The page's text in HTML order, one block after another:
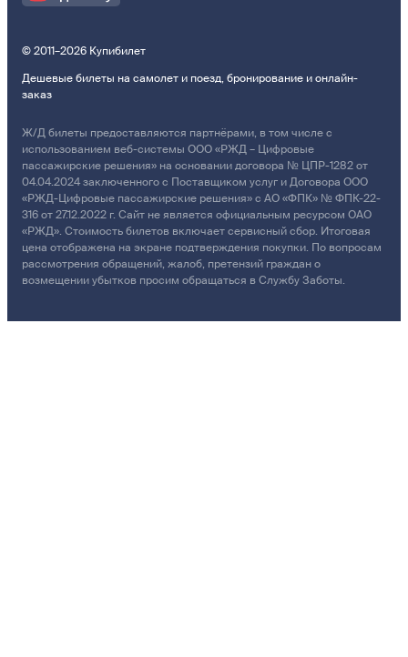
© 2011–2026 Купибилет
Дешевые билеты на самолет и поезд, бронирование и онлайн-
заказ
Ж/Д билеты предоставляются партнёрами, в том числе с
использованием веб-системы ООО «РЖД – Цифровые
пассажирские решения» на основании договора № ЦПР-1282 от
04.04.2024 заключенного с Поставщиком услуг и Договора ООО
«РЖД-Цифровые пассажирские решения» с АО «ФПК» № ФПК-22-
316 от 27.12.2022 г. Сайт не является официальным ресурсом ОАО
«РЖД». Стоимость билетов включает сервисный сбор. Итоговая
цена отображена на экране подтверждения покупки. По вопросам
рассмотрения обращений, жалоб, претензий граждан о
возмещении убытков просим обращаться в Службу Заботы.